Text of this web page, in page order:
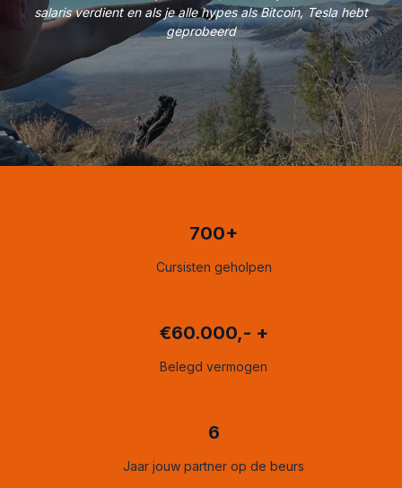
salaris verdient en als je alle hypes als Bitcoin, Tesla hebt
geprobeerd
700+
Cursisten geholpen
€60.000,- +
Belegd vermogen
6
Jaar jouw partner op de beurs